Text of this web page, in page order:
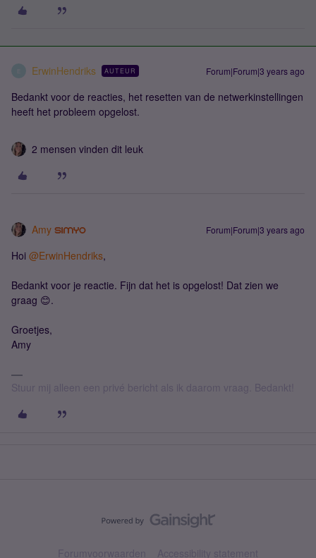
ErwinHendriks AUTEUR Forum|Forum|3 years ago
Bedankt voor de reacties, het resetten van de netwerkinstellingen
heeft het probleem opgelost.
2 mensen vinden dit leuk
Amy Forum|Forum|3 years ago
Hoi @ErwinHendriks,
Bedankt voor je reactie. Fijn dat het is opgelost! Dat zien we
graag 😊.
Groetjes,
Amy
Stuur mij alleen een privé bericht als ik daarom vraag. Bedankt!
Forumvoorwaarden Accessibility statement